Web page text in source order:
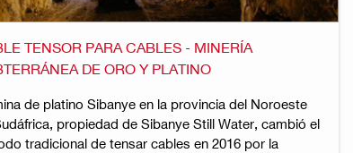
TENSOR PARA CABLES - MINERÍA
DE ORO Y PLATINO
de platino Sibanye en la provincia del Noroeste
propiedad de Sibanye Still Water, cambió el
tradicional de tensar cables en 2016 por la